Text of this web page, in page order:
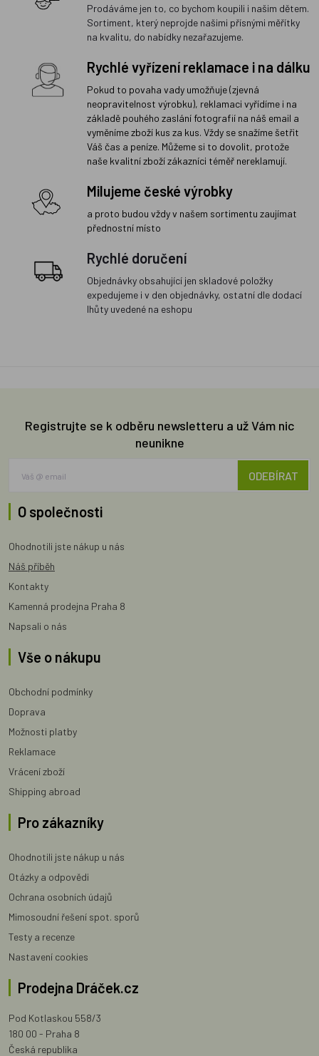
Prodáváme jen to, co bychom koupili i našim dětem.
Sortiment, který neprojde našimi přísnými měřítky
na kvalitu, do nabídky nezařazujeme.
Rychlé vyřízení reklamace i na dálku
Pokud to povaha vady umožňuje (zjevná
neopravitelnost výrobku), reklamaci vyřídíme i na
základě pouhého zaslání fotografií na náš email a
vyměníme zboží kus za kus. Vždy se snažíme šetřit
Váš čas a peníze. Můžeme si to dovolit, protože
naše kvalitní zboží zákazníci téměř nereklamují.
Milujeme české výrobky
a proto budou vždy v našem sortimentu zaujímat
přednostní místo
Rychlé doručení
Objednávky obsahující jen skladové položky
expedujeme i v den objednávky, ostatní dle dodací
lhůty uvedené na eshopu
Registrujte se k odběru newsletteru a už Vám nic
neunikne
ODEBÍRAT
O společnosti
Ohodnotili jste nákup u nás
Náš příběh
Kontakty
Kamenná prodejna Praha 8
Napsali o nás
Vše o nákupu
Obchodní podmínky
Doprava
Možnosti platby
Reklamace
Vrácení zboží
Shipping abroad
Pro zákazníky
Ohodnotili jste nákup u nás
Otázky a odpovědi
Ochrana osobních údajů
Mimosoudní řešení spot. sporů
Testy a recenze
Nastavení cookies
Prodejna Dráček.cz
Pod Kotlaskou 558/3
180 00 - Praha 8
Česká republika